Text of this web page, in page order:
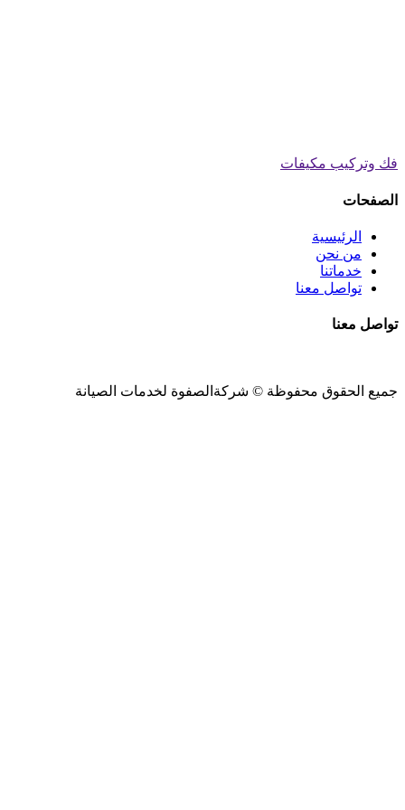
فك وتركيب مكيفات
الصفحات
الرئيسية
من نحن
خدماتنا
تواصل معنا
تواصل معنا
جميع الحقوق محفوظة © شركةالصفوة لخدمات الصيانة